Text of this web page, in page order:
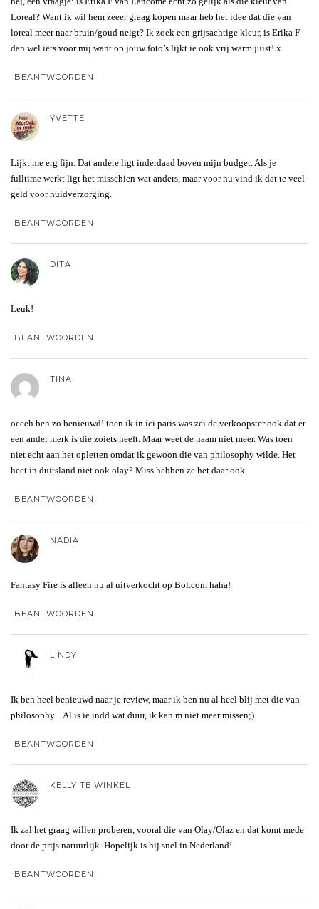
Loreal? Want ik wil hem zeeer graag kopen maar heb het idee dat die van
loreal meer naar bruin/goud neigt? Ik zoek een grijsachtige kleur, is Erika F
dan wel iets voor mij want op jouw foto’s lijkt ie ook vrij warm juist! x
BEANTWOORDEN
YVETTE
Lijkt me erg fijn. Dat andere ligt inderdaad boven mijn budget. Als je
fulltime werkt ligt het misschien wat anders, maar voor nu vind ik dat te veel
geld voor huidverzorging.
BEANTWOORDEN
DITA
Leuk!
BEANTWOORDEN
TINA
oeeeh ben zo benieuwd! toen ik in ici paris was zei de verkoopster ook dat er
een ander merk is die zoiets heeft. Maar weet de naam niet meer. Was toen
niet echt aan het opletten omdat ik gewoon die van philosophy wilde. Het
heet in duitsland niet ook olay? Miss hebben ze het daar ook
BEANTWOORDEN
NADIA
Fantasy Fire is alleen nu al uitverkocht op Bol.com haha!
BEANTWOORDEN
LINDY
Ik ben heel benieuwd naar je review, maar ik ben nu al heel blij met die van
philosophy .. Al is ie indd wat duur, ik kan m niet meer missen;)
BEANTWOORDEN
KELLY TE WINKEL
Ik zal het graag willen proberen, vooral die van Olay/Olaz en dat komt mede
door de prijs natuurlijk. Hopelijk is hij snel in Nederland!
BEANTWOORDEN